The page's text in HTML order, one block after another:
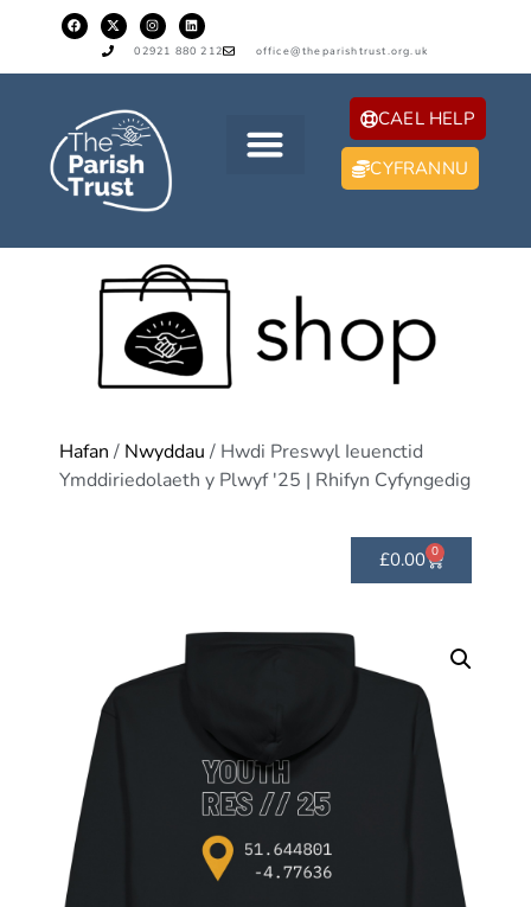
02921 880 212 office@theparishtrust.org.uk
CAEL HELP
CYFRANNU
Hafan / Nwyddau / Hwdi Preswyl Ieuenctid
Ymddiriedolaeth y Plwyf '25 | Rhifyn Cyfyngedig
£0.00 0